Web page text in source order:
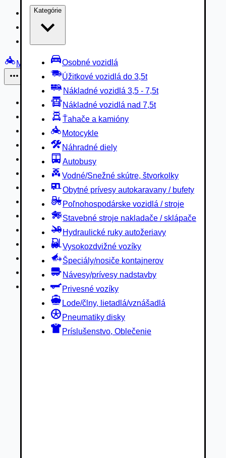
Kategórie
Osobné vozidlá
Úžitkové vozidlá do 3,5t
Nákladné vozidlá 3,5 - 7,5t
Nákladné vozidlá nad 7,5t
Ťahače a kamióny
Motocykle
Náhradné diely
Autobusy
Vodné/Snežné skútre, štvorkolky
Obytné prívesy autokaravany / bufety
Poľnohospodárske vozidlá / stroje
Stavebné stroje nakladače / sklápače
Hydraulické ruky autožeriavy
Vysokozdvižné vozíky
Špeciály/nosiče kontajnerov
Návesy/prívesy nadstavby
Privesné vozíky
Lode/člny, lietadlá/vznášadlá
Pneumatiky disky
Príslušenstvo, Oblečenie
Nákladné vozidlá 3,5 - 7,5t
Nákladné vozidlá nad 7,5t
Motocykle
Náhradné diely
Autobusy
Vodné/Snežné skútre, štvorkolky
Obytné prívesy autokaravany / bufety
Poľnohospodárske vozidlá / stroje
Stavebné stroje nakladače / sklápače
Hydraulické ruky autožeriavy
Vysokozdvižné vozíky
Špeciály/nosiče kontajnerov
Návesy/prívesy nadstavby
Privesné vozíky
Lode/člny, lietadlá/vznášadlá
Pneumatiky disky
Príslušenstvo, Oblečenie